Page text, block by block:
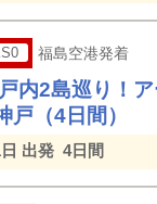
福島空港発着
内2島巡り！
戸（4日間）
出発 4日間